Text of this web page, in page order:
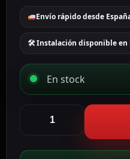
Envío rápido desde
🛠 Instalación disponible en
En stock
Soporte
esquina